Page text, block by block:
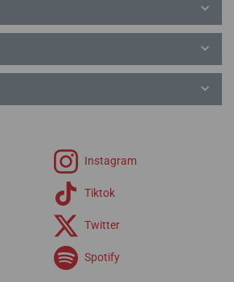
Instagram
Tiktok
Twitter
Spotify